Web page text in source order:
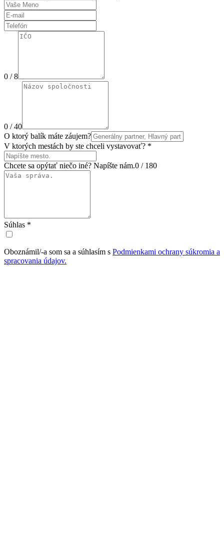
0 / 8
0 / 40
O ktorý balík máte záujem?
V ktorých mestách by ste chceli vystavovať? *
Chcete sa opýtať niečo iné? Napíšte nám.0 / 180
Súhlas *
Oboznámil/-a som sa a súhlasím s Podmienkami ochrany súkromia a
spracovania údajov.